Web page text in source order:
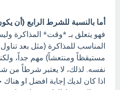
أما بالنسبة للشرط الرابع (أن
فهو يتعلق بـ *وقت* المذاكرة
المناسب للمذاكرة (مثل بعد
مستيقظاً ومنتعشاً) مهم جداً،
نفسه. لذلك، لا يعتبر شرطاً من
اذا كان لديك إجابة افضل او